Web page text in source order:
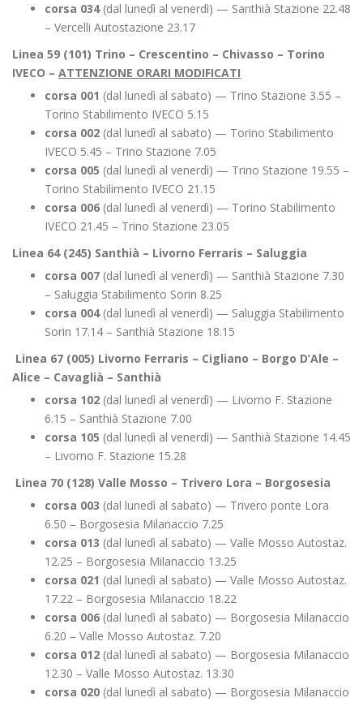
corsa 034 (dal lunedì al venerdì) — Santhià Stazione 22.48
– Vercelli Autostazione 23.17
Linea 59 (101) Trino – Crescentino – Chivasso – Torino
IVECO – ATTENZIONE ORARI MODIFICATI
corsa 001 (dal lunedì al sabato) — Trino Stazione 3.55 –
Torino Stabilimento IVECO 5.15
corsa 002 (dal lunedì al sabato) — Torino Stabilimento
IVECO 5.45 – Trino Stazione 7.05
corsa 005 (dal lunedì al venerdì) — Trino Stazione 19.55 –
Torino Stabilimento IVECO 21.15
corsa 006 (dal lunedì al venerdì) — Torino Stabilimento
IVECO 21.45 – Trino Stazione 23.05
Linea 64 (245) Santhià – Livorno Ferraris – Saluggia
corsa 007 (dal lunedì al venerdì) — Santhià Stazione 7.30
– Saluggia Stabilimento Sorin 8.25
corsa 004(dal lunedì al venerdì) — Saluggia Stabilimento
Sorin 17.14 – Santhià Stazione 18.15
Linea 67 (005) Livorno Ferraris – Cigliano – Borgo D’Ale –
Alice – Cavaglià – Santhià
corsa 102 (dal lunedì al venerdì) — Livorno F. Stazione
6.15 – Santhià Stazione 7.00
corsa 105 (dal lunedì al venerdì) — Santhià Stazione 14.45
– Livorno F. Stazione 15.28
Linea 70 (128) Valle Mosso – Trivero Lora – Borgosesia
corsa 003 (dal lunedì al sabato) — Trivero ponte Lora
6.50 – Borgosesia Milanaccio 7.25
corsa 013 (dal lunedì al sabato) — Valle Mosso Autostaz.
12.25 – Borgosesia Milanaccio 13.25
corsa 021 (dal lunedì al sabato) — Valle Mosso Autostaz.
17.22 – Borgosesia Milanaccio 18.22
corsa 006 (dal lunedì al sabato) — Borgosesia Milanaccio
6.20 – Valle Mosso Autostaz. 7.20
corsa 012 (dal lunedì al sabato) — Borgosesia Milanaccio
12.30 – Valle Mosso Autostaz. 13.30
corsa 020 (dal lunedì al sabato) — Borgosesia Milanaccio